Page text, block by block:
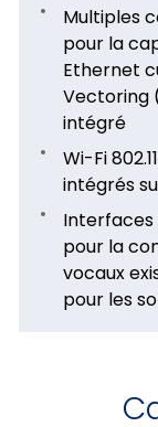
Multiples
pour la
Ethernet
Vectoring
intégré
Wi-Fi
intégrés
Interfaces
pour la
vocaux
pour les